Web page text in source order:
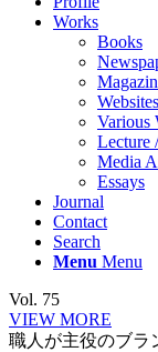
Works
Books
Websites
Various
Lecture
Media
Essays
Journal
Contact
Search
Menu Menu
Vol. 75
VIEW MORE
職人が主役のブ